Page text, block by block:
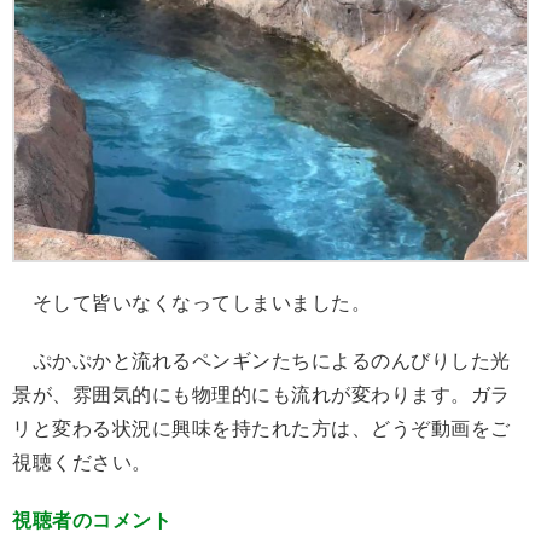
そして皆いなくなってしまいました。
ぷかぷかと流れるペンギンたちによるのんびりした光
景が、雰囲気的にも物理的にも流れが変わります。ガラ
リと変わる状況に興味を持たれた方は、どうぞ動画をご
視聴ください。
視聴者のコメント